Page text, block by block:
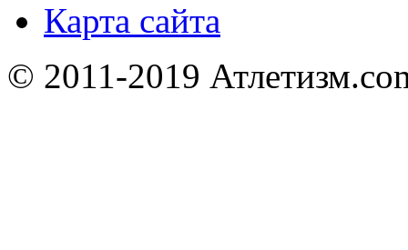
Карта сайта
© 2011-2019